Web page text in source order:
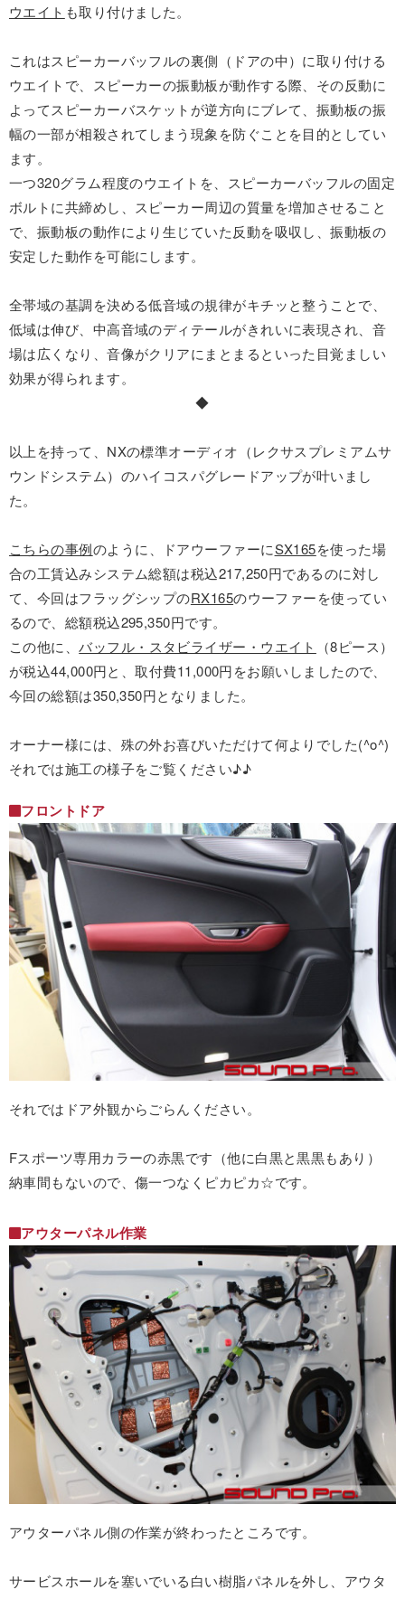
ウエイト も取り付けました。
これはスピーカーバッフルの裏側（ドアの中）に取り付ける
ウエイトで、スピーカーの振動板が動作する際、その反動に
よってスピーカーバスケットが逆方向にブレて、振動板の振
幅の一部が相殺されてしまう現象を防ぐことを目的としてい
ます。
一つ320グラム程度のウエイトを、スピーカーバッフルの固定
ボルトに共締めし、スピーカー周辺の質量を増加させること
で、振動板の動作により生じていた反動を吸収し、振動板の
安定した動作を可能にします。
全帯域の基調を決める低音域の規律がキチッと整うことで、
低域は伸び、中高音域のディテールがきれいに表現され、音
場は広くなり、音像がクリアにまとまるといった目覚ましい
効果が得られます。
◆
以上を持って、NXの標準オーディオ（レクサスプレミアムサ
ウンドシステム）のハイコスパグレードアップが叶いまし
た。
こちらの事例のように、ドアウーファーにSX165を使った場
合の工賃込みシステム総額は税込217,250円であるのに対し
て、今回はフラッグシップのRX165のウーファーを使ってい
るので、総額税込295,350円です。
この他に、バッフル・スタビライザー・ウエイト
（8ピース）
が税込44,000円と、取付費11,000円をお願いしましたので、
今回の総額は350,350円となりました。
オーナー様には、殊の外お喜びいただけて何よりでした(^o^)
それでは施工の様子をご覧ください♪♪
フロントドア
それではドア外観からごらんください。
Fスポーツ専用カラーの赤黒です（他に白黒と黒黒もあり）
納車間もないので、傷一つなくピカピカ☆です。
アウターパネル作業
アウターパネル側の作業が終わったところです。
サービスホールを塞いでいる白い樹脂パネルを外し、アウタ